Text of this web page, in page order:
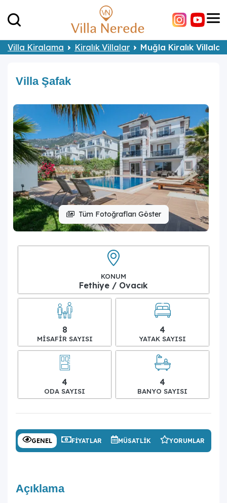
Villa Kiralama Kiralık Villalar Muğla Kiralık Villalar
Villa Şafak
Tüm Fotoğrafları Göster
KONUM
Fethiye / Ovacık
8
MISAFIR SAYISI
4
YATAK SAYISI
4
ODA SAYISI
4
BANYO SAYISI
GENEL FIYATLAR MÜSATLIK YORUMLAR
Açıklama